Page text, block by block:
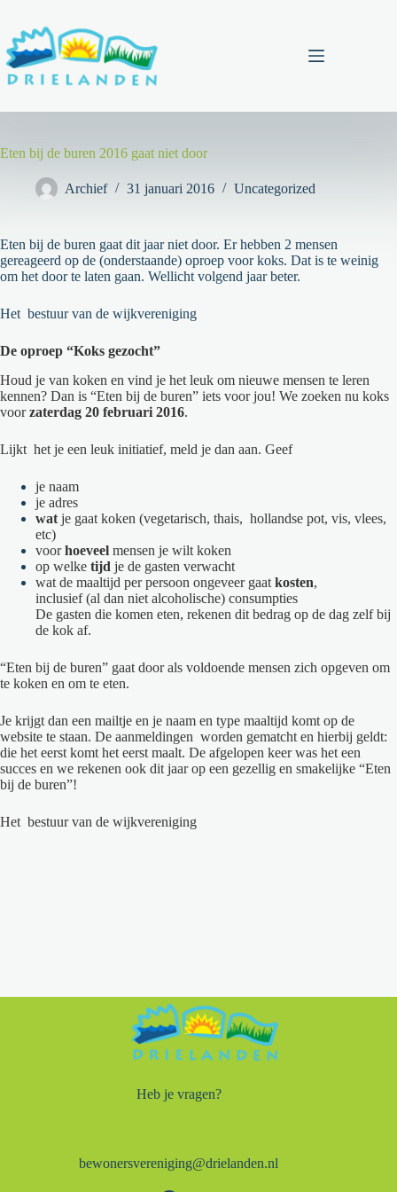
de
inhoud
Eten bij de buren 2016 gaat niet door
Archief 31 januari 2016 Uncategorized
Eten bij de buren gaat dit jaar niet door. Er hebben 2 mensen
gereageerd op de (onderstaande) oproep voor koks. Dat is te weinig
om het door te laten gaan. Wellicht volgend jaar beter.
Het bestuur van de wijkvereniging
De oproep “Koks gezocht”
Houd je van koken en vind je het leuk om nieuwe mensen te leren
kennen? Dan is “Eten bij de buren” iets voor jou! We zoeken nu koks
voorzaterdag 20 februari 2016.
Lijkt het je een leuk initiatief, meld je dan aan. Geef
je naam
je adres
wat je gaat koken (vegetarisch, thais, hollandse pot, vis, vlees,
etc)
voorhoeveel mensen je wilt koken
op welke tijd je de gasten verwacht
wat de maaltijd per persoon ongeveer gaat kosten,
inclusief (al dan niet alcoholische) consumpties
De gasten die komen eten, rekenen dit bedrag op de dag zelf bij
de kok af.
“Eten bij de buren” gaat door als voldoende mensen zich opgeven om
te koken en om te eten.
Je krijgt dan een mailtje en je naam en type maaltijd komt op de
website te staan. De aanmeldingen worden gematcht en hierbij geldt:
die het eerst komt het eerst maalt. De afgelopen keer was het een
succes en we rekenen ook dit jaar op een gezellig en smakelijke “Eten
bij de buren”!
Het bestuur van de wijkvereniging
Heb je vragen?
bewonersvereniging@drielanden.nl